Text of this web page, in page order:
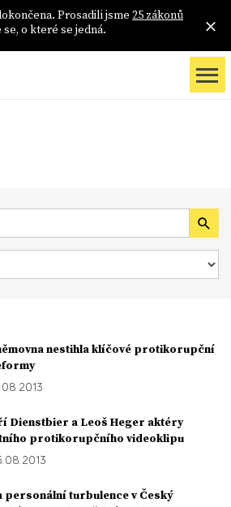
Prosadili jsme 25 zákonů
o které se jedná.
nestihla klíčové protikorupční
08. 2013
Dienstbier a Leoš Heger aktéry
protikorupčního videoklipu
08. 2013
personální turbulence v Český